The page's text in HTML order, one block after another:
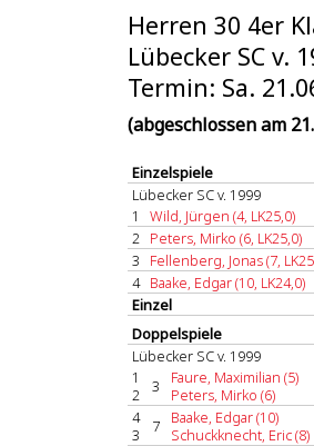
Herren 30 4er
Lübecker SC v.
Termin: Sa.
(abgeschlossen am
Einzelspiele
Lübecker SC v. 1999
1
Wild, Jürgen (4, LK25,0)
2 Peters, Mirko (6, LK25,0)
3
Fellenberg, Jonas (7,
4 Baake, Edgar (10, LK24,0)
Einzel
Doppelspiele
Lübecker SC v. 1999
1
2
3
Faure, Maximilian (5)
Peters, Mirko (6)
4
3
7
Baake, Edgar (10)
Schuckknecht, Eric (8)